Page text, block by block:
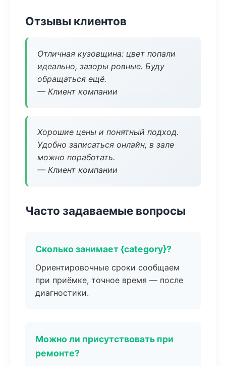
Отзывы клиентов
Отличная кузовщина: цвет попали
идеально, зазоры ровные. Буду
обращаться ещё.
— Клиент компании
Хорошие цены и понятный подход.
Удобно записаться онлайн, в зале
можно поработать.
— Клиент компании
Часто задаваемые вопросы
Сколько занимает {category}?
Ориентировочные сроки сообщаем
при приёмке, точное время — после
диагностики.
Можно ли присутствовать при
ремонте?